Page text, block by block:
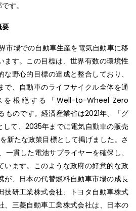
す。
要
市場での自動車生産を電気自動車に移
ます。この目標は、世界有数の環境性
野心的目標の達成と整合しており、
で、自動車のライフサイクル全体を通
を根絶する「Well-to-Wheel Zero
ものです。経済産業省は2021年、「グ
して、2035年までに電気自動車の販売
新たな政策目標として掲げました。さ
一貫した電池サプライヤーを確保し、
います。このような政府の好意的な政
が、日本の代替燃料自動車市場の成長
技研工業株式会社、トヨタ自動車株式
、三菱自動車工業株式会社は、日本の